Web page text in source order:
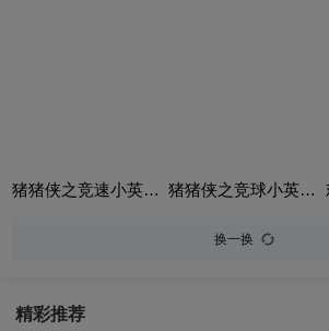
猪猪侠之竞速小英雄合集 猪猪侠之竞球小英雄合集
换一换
精彩推荐